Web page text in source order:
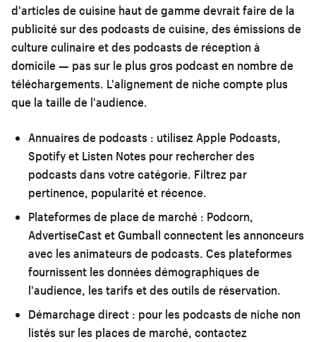
d'articles de cuisine haut de gamme devrait faire de la
publicité sur des podcasts de cuisine, des émissions de
culture culinaire et des podcasts de réception à
domicile — pas sur le plus gros podcast en nombre de
téléchargements. L'alignement de niche compte plus
que la taille de l'audience.
Annuaires de podcasts : utilisez Apple Podcasts,
Spotify et Listen Notes pour rechercher des
podcasts dans votre catégorie. Filtrez par
pertinence, popularité et récence.
Plateformes de place de marché : Podcorn,
AdvertiseCast et Gumball connectent les annonceurs
avec les animateurs de podcasts. Ces plateformes
fournissent les données démographiques de
l'audience, les tarifs et des outils de réservation.
Démarchage direct : pour les podcasts de niche non
listés sur les places de marché, contactez